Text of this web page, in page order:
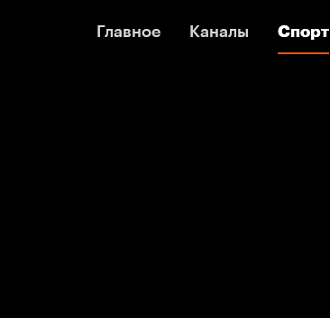
Главное Каналы Спорт
Главное Каналы Спорт